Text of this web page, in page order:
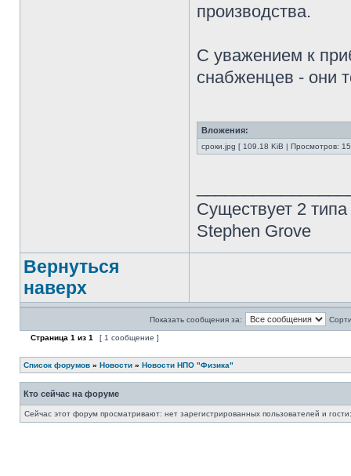
производства.
С уважением к
снабженцев - они
Вложения:
сроки.jpg [ 109.18 KiB | Просмотров:
Существует 2
Stephen Grove
Вернуться
наверх
Показать сообщения за:
Страница 1 из 1 [ 1 сообщение ]
Список форумов » Новости » Новости НПО "Физика"
Кто сейчас на форуме
Сейчас этот форум просматривают: нет зарегистрированных пользователей и